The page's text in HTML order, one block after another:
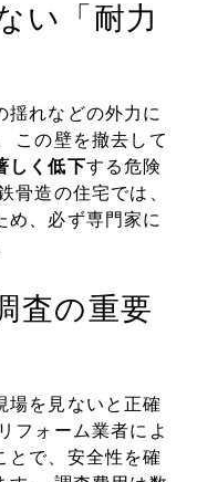
い「耐力
揺れなどの外力に
この壁を撤去して
しく低下する危険
骨造の住宅では、
め、必ず専門家に
査の重要
場を見ないと正確
フォーム業者によ
とで、安全性を確